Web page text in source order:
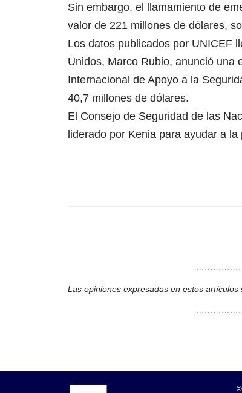
Sin embargo, el llamamiento de
valor de 221 millones de dólares,
Los datos publicados por UNICEF
Unidos, Marco Rubio, anunció una
Internacional de Apoyo a la
40,7 millones de dólares.
El Consejo de Seguridad de las
liderado por Kenia para ayudar a
Las opiniones expresadas en estos